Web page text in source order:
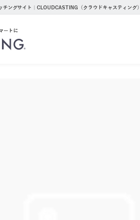
ングサイト｜CLOUDCASTING（クラウドキャスティング）
ートに